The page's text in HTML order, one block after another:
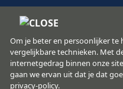
MijnPartnerGroep.nl
Copyright© 2008 - 2026
Om je beter en persoonlijker te
vergelijkbare technieken. Met
internetgedrag binnen onze
gaan we ervan uit dat je dat
privacy-policy.